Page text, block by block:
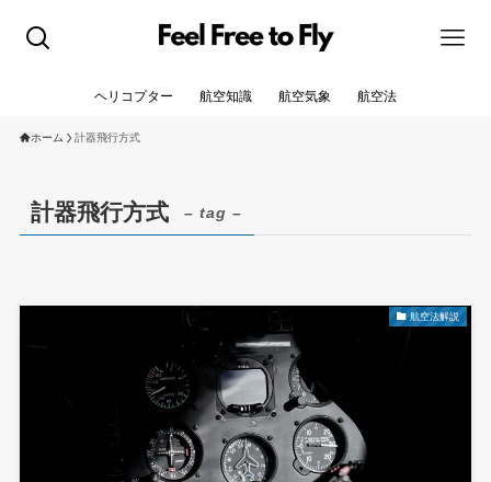
ヘリコプター 航空知識 航空気象 航空法
ホーム 計器飛行方式
計器飛行方式 – tag –
航空法解説